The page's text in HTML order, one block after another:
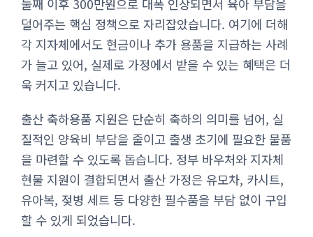
둘째 이후 300만원으로 대폭 인상되면서 육아 부담을
덜어주는 핵심 정책으로 자리잡았습니다. 여기에 더해
각 지자체에서도 현금이나 추가 용품을 지급하는 사례
가 늘고 있어, 실제로 가정에서 받을 수 있는 혜택은 더
욱 커지고 있습니다.
출산 축하용품 지원은 단순히 축하의 의미를 넘어, 실
질적인 양육비 부담을 줄이고 출생 초기에 필요한 물품
을 마련할 수 있도록 돕습니다. 정부 바우처와 지자체
현물 지원이 결합되면서 출산 가정은 유모차, 카시트,
유아복, 젖병 세트 등 다양한 필수품을 부담 없이 구입
할 수 있게 되었습니다.